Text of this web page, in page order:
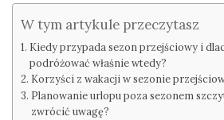
W tym artykule przeczytasz
Kiedy przypada sezon przejściowy i
podróżować właśnie wtedy?
Korzyści z wakacji w sezonie
Planowanie urlopu poza sezonem
zwrócić uwagę?